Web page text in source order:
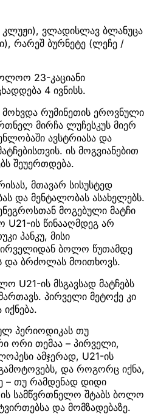
კლუჟი), ვლადისლავ ბლანუცა
რარეშ ბურნეტე (ლეჩე /
23-კაციანი
4 ივნისს.
მოხვდა რუმინეთის ეროვნული
მირჩა ლუჩესკუს მიერ
ავსტრიასა და
ის მოგვიანებით
შეუერთდება.
მთავარ სისუსტედ
და მენტალობას ასახელებს.
მოგებული მატჩი
U21-ის წინააღმდეგ არ
პანკუ, მისი
ბოლო წუთამდე
და ბრძოლას მოითხოვს.
U21-ის მსგავსად მატჩებს
პირველი მეტოქე კი
პერიოდიკას თუ
ორი თემაა – პირველი,
ამჯერად, U21-ის
და როგორც იქნა,
– თუ რამდენად დიდი
სამწვრთნელო შტაბს ბოლო
და მომზადებაზე.